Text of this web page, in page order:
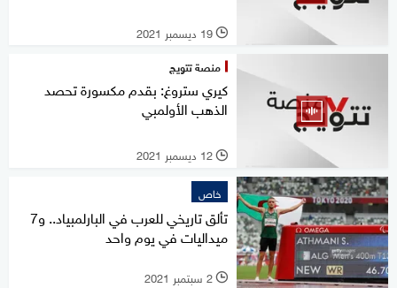
l 19 ديسمبر 2021
منصة تتويج
كيري ستروغ: بقدم مكسورة تحصد
الذهب الأولمبي
l 12 ديسمبر 2021
خاص
تألق تاريخي للعرب في البارلمبياد.. و7
ميداليات في يوم واحد
l 2 سبتمبر 2021